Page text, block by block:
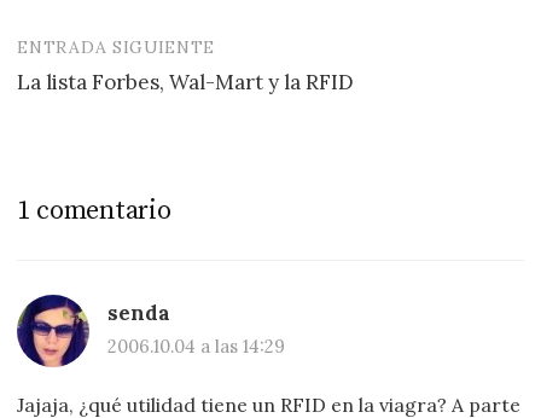
ENTRADA SIGUIENTE
La lista Forbes, Wal-Mart y la RFID
1 comentario
senda
2006.10.04 a las 14:29
Jajaja, ¿qué utilidad tiene un RFID en la viagra? A parte